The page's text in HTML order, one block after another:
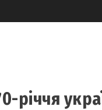
річчя